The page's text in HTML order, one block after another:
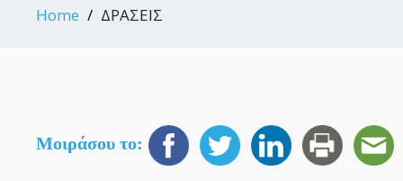
Home ΔΡΑΣΕΙΣ
Μοιράσου το: